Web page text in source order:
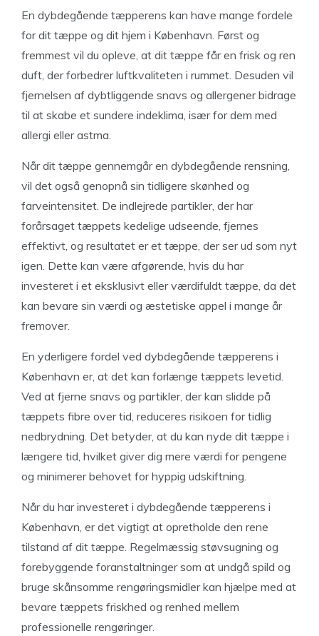
En dybdegående tæpperens kan have mange fordele
for dit tæppe og dit hjem i København. Først og
fremmest vil du opleve, at dit tæppe får en frisk og ren
duft, der forbedrer luftkvaliteten i rummet. Desuden vil
fjernelsen af dybtliggende snavs og allergener bidrage
til at skabe et sundere indeklima, især for dem med
allergi eller astma.
Når dit tæppe gennemgår en dybdegående rensning,
vil det også genopnå sin tidligere skønhed og
farveintensitet. De indlejrede partikler, der har
forårsaget tæppets kedelige udseende, fjernes
effektivt, og resultatet er et tæppe, der ser ud som nyt
igen. Dette kan være afgørende, hvis du har
investeret i et eksklusivt eller værdifuldt tæppe, da det
kan bevare sin værdi og æstetiske appel i mange år
fremover.
En yderligere fordel ved dybdegående tæpperens i
København er, at det kan forlænge tæppets levetid.
Ved at fjerne snavs og partikler, der kan slidde på
tæppets fibre over tid, reduceres risikoen for tidlig
nedbrydning. Det betyder, at du kan nyde dit tæppe i
længere tid, hvilket giver dig mere værdi for pengene
og minimerer behovet for hyppig udskiftning.
Når du har investeret i dybdegående tæpperens i
København, er det vigtigt at opretholde den rene
tilstand af dit tæppe. Regelmæssig støvsugning og
forebyggende foranstaltninger som at undgå spild og
bruge skånsomme rengøringsmidler kan hjælpe med at
bevare tæppets friskhed og renhed mellem
professionelle rengøringer.